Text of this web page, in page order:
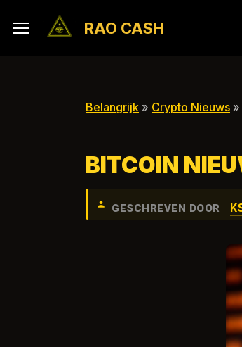
RAO CASH
Belangrijk » Crypto Nieuws
BITCOIN
GESCHREVEN DOOR